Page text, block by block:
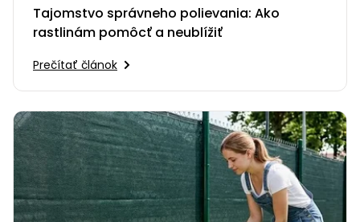
Tajomstvo správneho polievania: Ako
rastlinám pomôcť a neublížiť
Prečítať článok